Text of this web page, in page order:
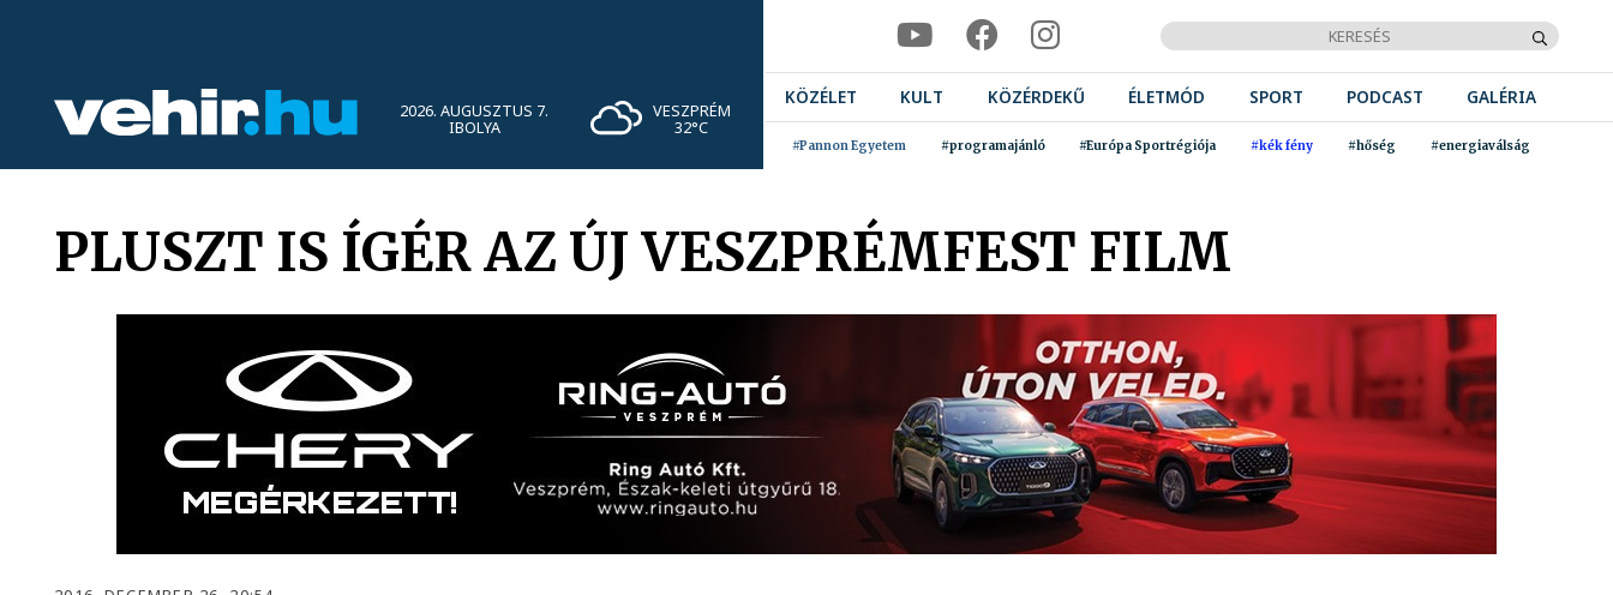
2026. AUGUSZTUS 7.
IBOLYA
VESZPRÉM
32°C
KÖZÉLET KULT KÖZÉRDEKŰ ÉLETMÓD SPORT PODCAST GALÉRIA
#Pannon Egyetem #programajánló #Európa Sportrégiója #kék fény #hőség #energiaválság
PLUSZT IS ÍGÉR AZ ÚJ VESZPRÉMFEST FILM